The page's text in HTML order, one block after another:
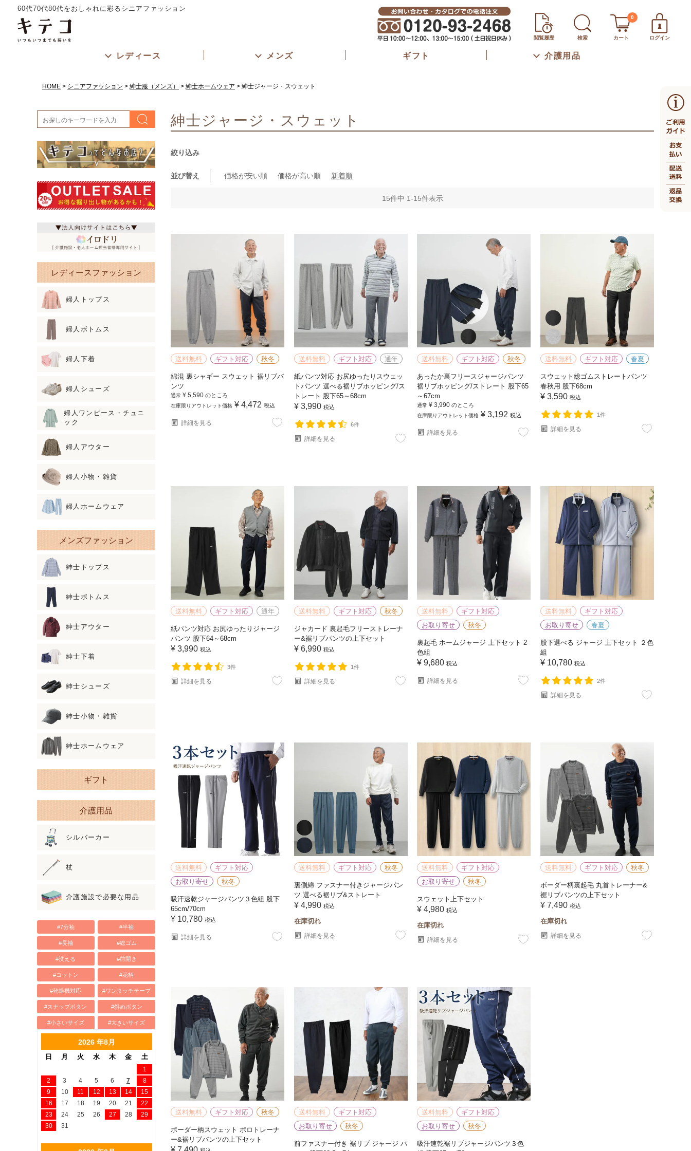
60代70代80代をおしゃれに彩るシニアファッション
閲覧履歴 検索 カート
0
ログイン
レディース メンズ ギフト 介護用品
HOME シニアファッション 紳士服（メンズ） 紳士ホームウェア 紳士ジャージ・スウェット
レディースファッション
婦人トップス
婦人ボトムス
婦人下着
婦人シューズ
婦人ワンピース・チュニ
ック
婦人アウター
婦人小物・雑貨
婦人ホームウェア
メンズファッション
紳士トップス
紳士ボトムス
紳士アウター
紳士下着
紳士シューズ
紳士小物・雑貨
紳士ホームウェア
ギフト
介護用品
シルバーカー
杖
介護施設で必要な用品
#7分袖 #半袖
#長袖 #総ゴム
#洗える #前開き
#コットン #花柄
#乾燥機対応 #ワンタッチテープ
#スナップボタン #斜めボタン
#小さいサイズ #大きいサイズ
2026 年8月
日 月 火 水 木 金 土
1
2
3 4 5 6 7
8
9
10 11 12 13 14
15
16
17 18 19 20 21
22
23
24 25 26 27 28
29
30
31
紳士ジャージ・スウェット
絞り込み
並び替え 価格が安い順 価格が高い順 新着順
15件中 1-15件表示
送料無料 ギフト対応 秋冬
綿混 裏シャギー スウェット 裾リブパ
ンツ
通常 ¥ 5,590 のところ
在庫限りアウトレット価格 ¥ 4,472 税込
詳細を見る
送料無料 ギフト対応 通年
紙パンツ対応 お尻ゆったりスウェッ
トパンツ 選べる裾リブホッピング/ス
トレート 股下65～68cm
¥ 3,990 税込
6件
詳細を見る
送料無料 ギフト対応 秋冬
あったか裏フリースジャージパンツ
裾リブホッピング/ストレート 股下65
～67cm
通常 ¥ 3,990 のところ
在庫限りアウトレット価格 ¥ 3,192 税込
詳細を見る
送料無料 ギフト対応 春夏
スウェット総ゴムストレートパンツ
春秋用 股下68cm
¥ 3,590 税込
1件
詳細を見る
送料無料 ギフト対応 通年
紙パンツ対応 お尻ゆったりジャージ
パンツ 股下64～68cm
¥ 3,990 税込
3件
詳細を見る
送料無料 ギフト対応 秋冬
ジャカード 裏起毛フリーストレーナ
ー&裾リブパンツの上下セット
¥ 6,990 税込
1件
詳細を見る
送料無料
ギフト対応
お取り寄せ
秋冬
裏起毛 ホームジャージ 上下セット 2
色組
¥ 9,680 税込
詳細を見る
送料無料
ギフト対応
お取り寄せ
春夏
股下選べる ジャージ 上下セット ２色
組
¥ 10,780 税込
2件
詳細を見る
送料無料
ギフト対応
お取り寄せ
秋冬
吸汗速乾ジャージパンツ３色組 股下
65cm/70cm
¥ 10,780 税込
詳細を見る
送料無料 ギフト対応 秋冬
裏側綿 ファスナー付きジャージパン
ツ 選べる裾リブ&ストレート
¥ 4,990 税込
在庫切れ
詳細を見る
送料無料
ギフト対応
お取り寄せ
秋冬
スウェット上下セット
¥ 4,980 税込
在庫切れ
詳細を見る
送料無料 ギフト対応 秋冬
ボーダー柄裏起毛 丸首トレーナー&
裾リブパンツの上下セット
¥ 7,490 税込
在庫切れ
詳細を見る
送料無料 ギフト対応 秋冬
ボーダー柄スウェット ポロトレーナ
ー&裾リブパンツの上下セット
送料無料
ギフト対応
お取り寄せ
秋冬
前ファスナー付き 裾リブ ジャージ パ
送料無料
ギフト対応
お取り寄せ
秋冬
吸汗速乾裾リブジャージパンツ３色